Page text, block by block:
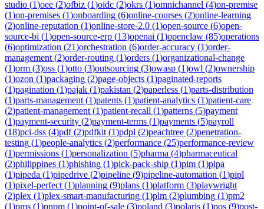
studio (1)oee (2)ofbiz (1)oidc (2)okrs (1)omnichannel (4)on-premise
(1)on-premises (1)onboarding (6)online-courses (2)online-learning
(2)online-reputation (1)online-store-2.0 (1)open-source (6)open-
source-bi (1)open-source-erp (13)openai (1)openclaw (85)operations
(6)optimization (21)orchestration (6)order-accuracy (1)order-
management (2)order-routing (1)orders (1)organizational-change
(1)orm (3)oss (1)otto (3)outsourcing (3)owasp (1)owl (2)ownership
(1)ozon (1)packaging (2)page-objects (1)paginated-reports
(1)pagination (1)pajak (1)pakistan (2)paperless (1)parts-distribution
(1)parts-management (1)patents (1)patient-analytics (1)patient-care
(2)patient-management (1)patient-recall (1)patterns (5)payment
(1)payment-security (2)payment-terms (1)payments (5)payroll
(18)pci-dss (4)pdf(2)pdfkit (1)pdpl (2)peachtree (2)penetration-
testing (1)people-analytics (2)performance (25)performance-review
(1)permissions (1)personalization (5)pharma (4)pharmaceutical
(2)philippines (1)phishing (1)pick-pack-ship (1)pim (1)pipa
(1)pipeda (1)pipedrive (2)pipeline (9)pipeline-automation (1)pipl
(1)pixel-perfect (1)planning (9)plans (1)platform (3)playwright
(2)plex (1)plex-smart-manufacturing (1)plm (2)plumbing (1)pm2
(1)pms (1)pnpm (1)point-of-sale (3)poland (3)polaris (1)pos (9)post-